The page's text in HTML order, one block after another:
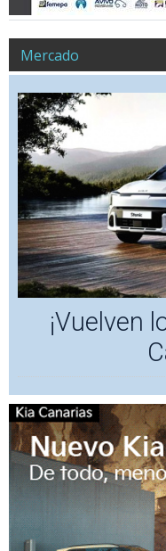
Mercado
¡Vuelven